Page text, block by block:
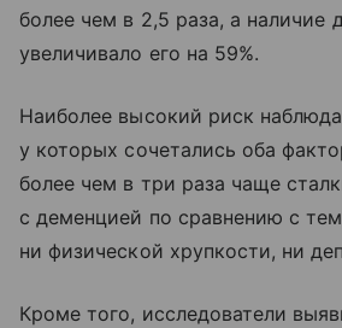
более чем в 2,5 раза, а наличие
увеличивало его на 59%.
Наиболее высокий риск
у которых сочетались оба
более чем в три раза чаще
с деменцией по сравнению с
ни физической хрупкости, ни
Кроме того, исследователи